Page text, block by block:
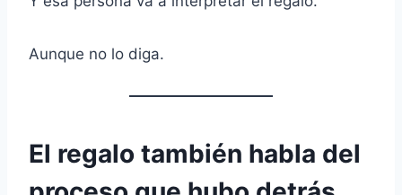
Aunque no lo diga.
El regalo también habla del